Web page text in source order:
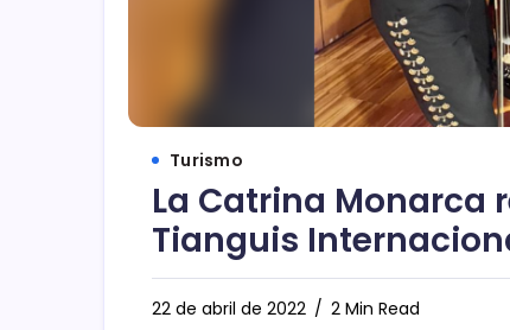
Turismo
La Catrina Monarca
Tianguis
22 de abril de 2022 2 Min Read